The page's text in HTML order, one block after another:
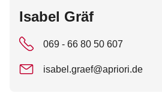
:Isabel Gräf
069 - 66 80 50 607
isabel.graef@apriori.de